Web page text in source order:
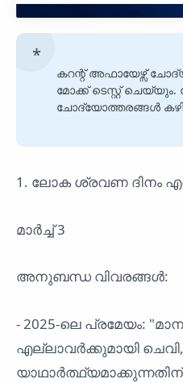
കറന്റ് അഫായേഴ്സ്
മോക്ക് ടെസ്റ്റ് ചെയ്യും.
ചോദ്യോത്തരങ്ങൾ
1. ലോക ശ്രവണ ദിനം
മാർച്ച് 3
അനുബന്ധ വിവരങ്ങൾ:
- 2025-ലെ പ്രമേയം:
എല്ലാവർക്കുമായി